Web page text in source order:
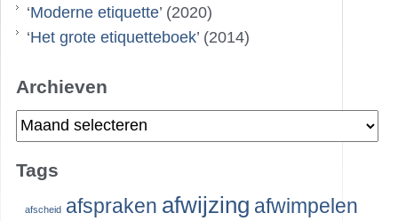
‘Moderne etiquette’ (2020)
‘Het grote etiquetteboek’ (2014)
Archieven
Archieven
Tags
afscheid afspraken afwijzing afwimpelen